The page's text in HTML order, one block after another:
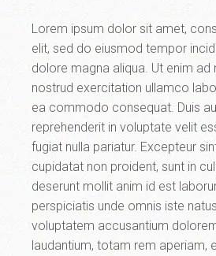
Lorem ipsum dolor sit amet,
elit, sed do eiusmod tempor
dolore magna aliqua. Ut enim ad
nostrud exercitation ullamco
ea commodo consequat. Duis
reprehenderit in voluptate velit
fugiat nulla pariatur. Excepteur
cupidatat non proident, sunt in
deserunt mollit anim id est
perspiciatis unde omnis iste
voluptatem accusantium
laudantium, totam rem aperiam,